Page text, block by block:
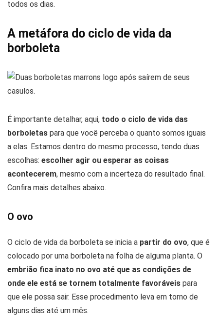
todos os dias.
A metáfora do ciclo de vida da
borboleta
É importante detalhar, aqui, todo o ciclo de vida das
borboletas para que você perceba o quanto somos iguais
a elas. Estamos dentro do mesmo processo, tendo duas
escolhas: escolher agir ou esperar as coisas
acontecerem, mesmo com a incerteza do resultado final.
Confira mais detalhes abaixo.
O ovo
O ciclo de vida da borboleta se inicia a partir do ovo, que é
colocado por uma borboleta na folha de alguma planta. O
embrião fica inato no ovo até que as condições de
onde ele está se tornem totalmente favoráveis para
que ele possa sair. Esse procedimento leva em torno de
alguns dias até um mês.